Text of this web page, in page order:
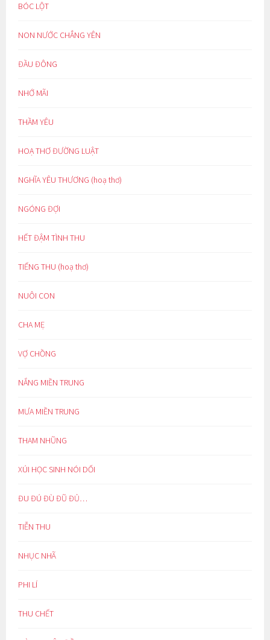
BÓC LỘT
NON NƯỚC CHẲNG YÊN
ĐẦU ĐÔNG
NHỚ MÃI
THẦM YÊU
HOẠ THƠ ĐƯỜNG LUẬT
NGHĨA YÊU THƯƠNG (hoạ thơ)
NGÓNG ĐỢI
HẾT ĐẬM TÌNH THU
TIẾNG THU (hoạ thơ)
NUÔI CON
CHA MẸ
VỢ CHỒNG
NẮNG MIỀN TRUNG
MƯA MIỀN TRUNG
THAM NHŨNG
XÚI HỌC SINH NÓI DỐI
ĐU ĐÚ ĐÙ ĐŨ ĐỦ…
TIỄN THU
NHỤC NHÃ
PHI LÍ
THU CHẾT